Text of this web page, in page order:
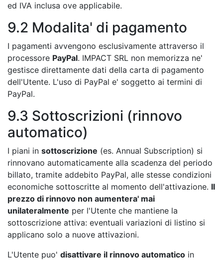
ed IVA inclusa ove applicabile.
9.2 Modalita' di pagamento
I pagamenti avvengono esclusivamente attraverso il
processore PayPal. IMPACT SRL non memorizza ne'
gestisce direttamente dati della carta di pagamento
dell'Utente. L'uso di PayPal e' soggetto ai termini di
PayPal.
9.3 Sottoscrizioni (rinnovo
automatico)
I piani in sottoscrizione (es. Annual Subscription) si
rinnovano automaticamente alla scadenza del periodo
billato, tramite addebito PayPal, alle stesse condizioni
economiche sottoscritte al momento dell'attivazione. Il
prezzo di rinnovo non aumentera' mai
unilateralmente per l'Utente che mantiene la
sottoscrizione attiva: eventuali variazioni di listino si
applicano solo a nuove attivazioni.
L'Utente puo' disattivare il rinnovo automatico in